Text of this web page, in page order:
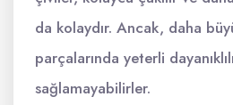
da kolaydır. Ancak, daha
parçalarında yeterli
sağlamayabilirler.